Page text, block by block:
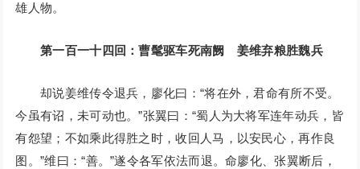
雄人物。
第一百一十四回：曹髦驱车死南阙 姜维弃粮胜魏兵
却说姜维传令退兵，廖化曰：“将在外，君命有所不受。
今虽有诏，未可动也。”张翼曰：“蜀人为大将军连年动兵，皆
有怨望；不如乘此得胜之时，收回人马，以安民心，再作良
图。”维曰：“善。”遂令各军依法而退。命廖化、张翼断后，